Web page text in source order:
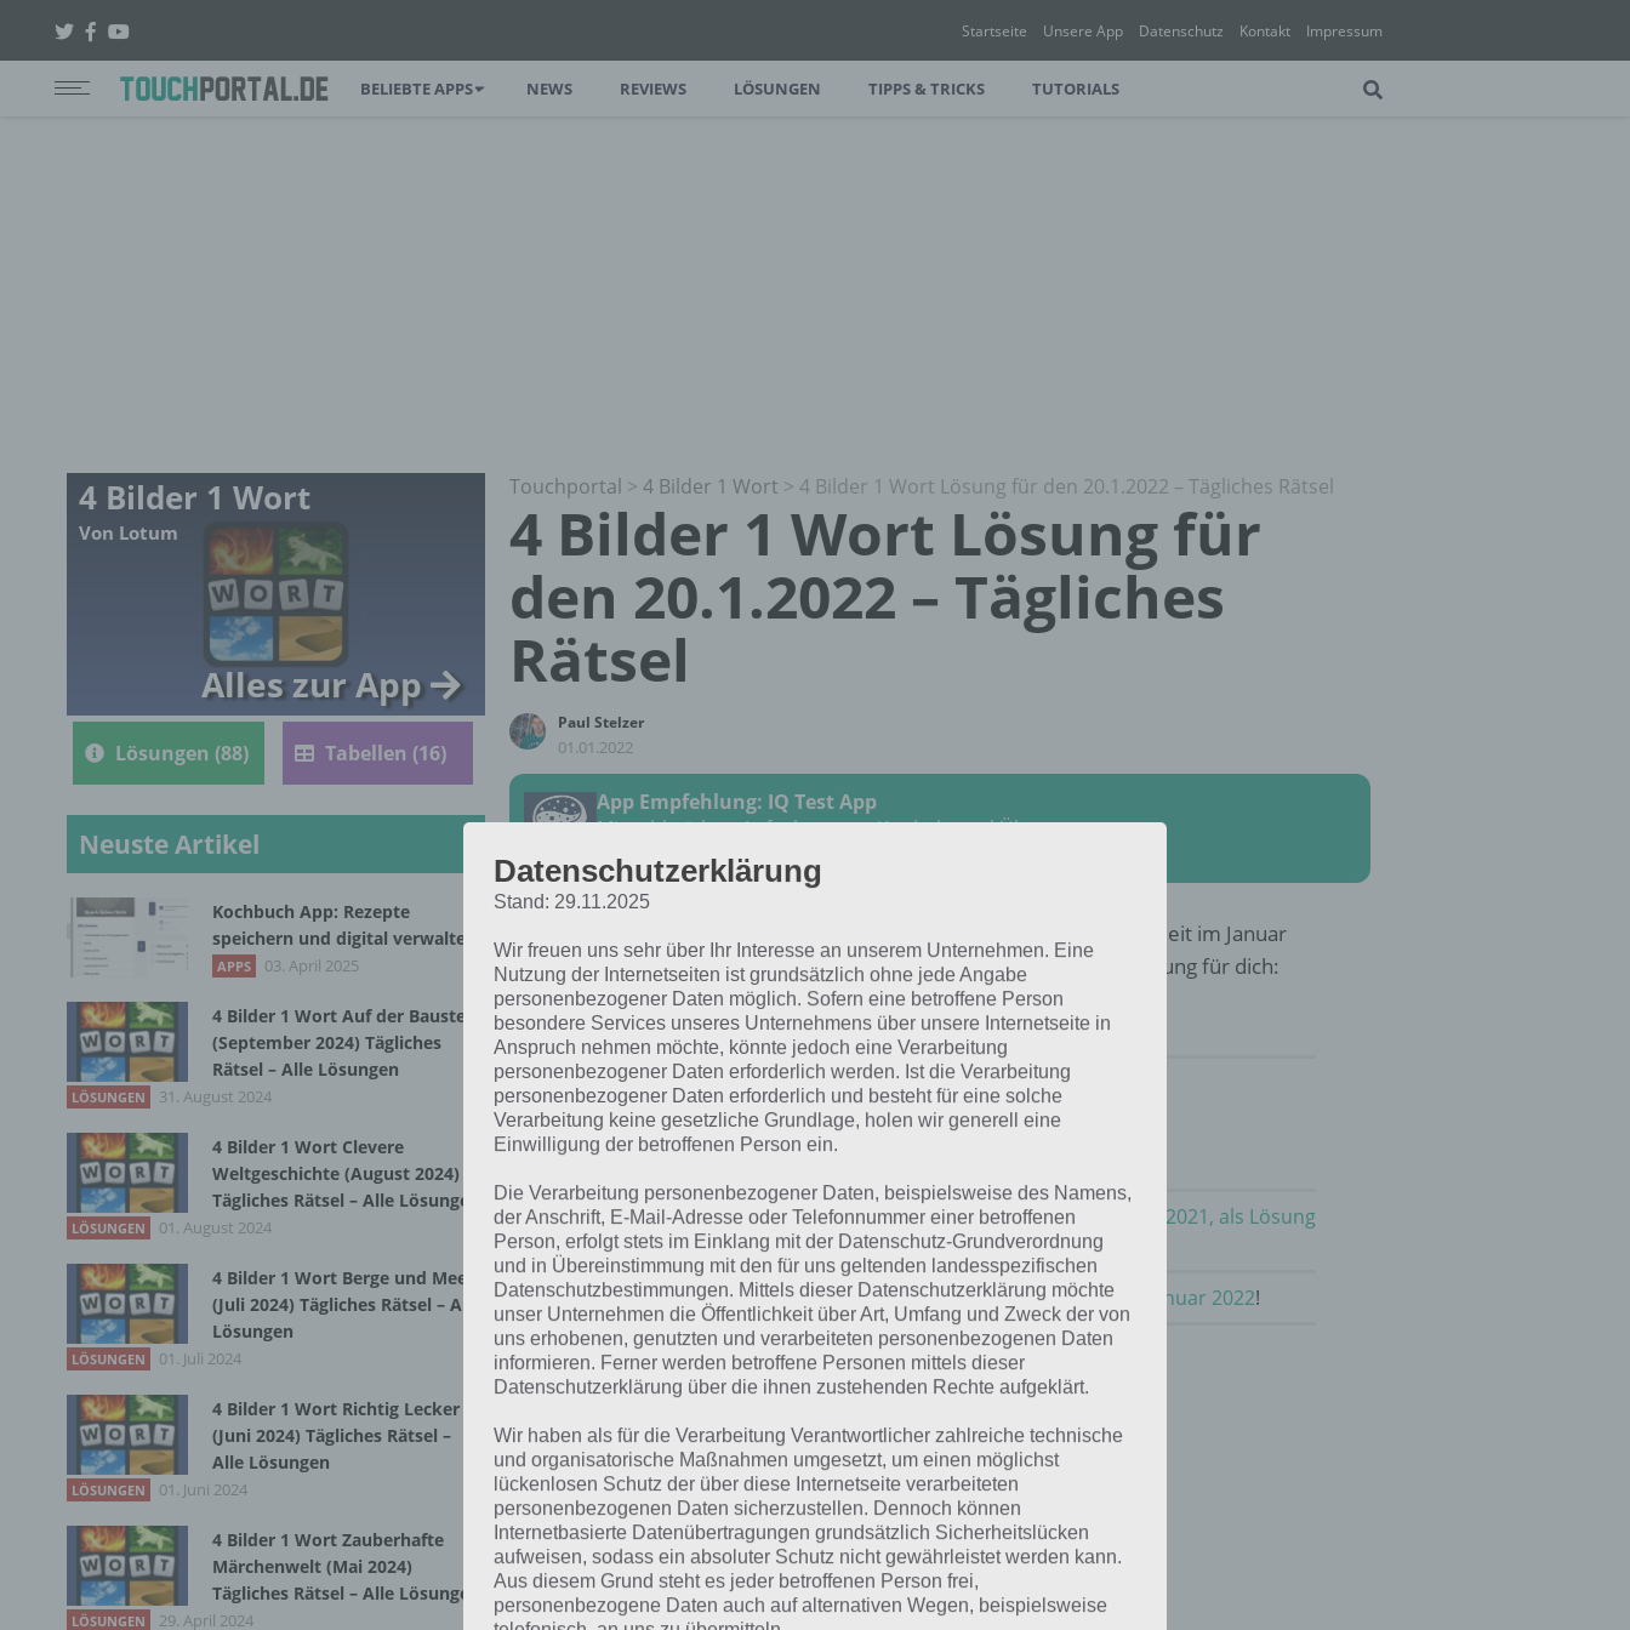
Startseite Unsere App Datenschutz Kontakt Impressum
BELIEBTE APPS NEWS REVIEWS LÖSUNGEN TIPPS & TRICKS TUTORIALS
Touchportal > 4 Bilder 1 Wort > 4 Bilder 1 Wort Lösung für den 20.1.2022 – Tägliches Rätsel
4 Bilder 1 Wort Lösung für
den 20.1.2022 – Tägliches
Rätsel
Paul Stelzer
01.01.2022
App Empfehlung: IQ Test App
Mit zahlreichen Aufgaben zum Knobeln und Üben
JETZT KOSTENLOS HERUNTERLADEN
Die Lösung für das tägliche Rätsel vom 20.1.2022 zu Reise durch die Zeit im Januar
2022 in 4 Bilder 1 Wort. Wenn du dort aktuell feststeckst, hier die Lösung für dich:
BURG
Du suchst eine andere Lösung?
Rätsel aus dem Jahr 2021: Schau mal, was vor einem Jahr, im Januar 2021, als Lösung
gesucht war
Zur Übersicht:4 Bilder 1 Wort Lösungen zu Reise durch die Zeit im Januar 2022!
4 Bilder 1 Wort
Von Lotum
Alles zur App
Lösungen (88) Tabellen (16)
Neuste Artikel
Kochbuch App: Rezepte
speichern und digital verwalten
APPS 03. April 2025
4 Bilder 1 Wort Auf der Baustelle
(September 2024) Tägliches
Rätsel – Alle Lösungen
LÖSUNGEN 31. August 2024
4 Bilder 1 Wort Clevere
Weltgeschichte (August 2024)
Tägliches Rätsel – Alle Lösungen
LÖSUNGEN 01. August 2024
4 Bilder 1 Wort Berge und Meer
(Juli 2024) Tägliches Rätsel – Alle
Lösungen
LÖSUNGEN 01. Juli 2024
4 Bilder 1 Wort Richtig Lecker
(Juni 2024) Tägliches Rätsel –
Alle Lösungen
LÖSUNGEN 01. Juni 2024
4 Bilder 1 Wort Zauberhafte
Märchenwelt (Mai 2024)
Tägliches Rätsel – Alle Lösungen
LÖSUNGEN 29. April 2024
Datenschutzerklärung
Stand: 29.11.2025
Wir freuen uns sehr über Ihr Interesse an unserem Unternehmen. Eine
Nutzung der Internetseiten ist grundsätzlich ohne jede Angabe
personenbezogener Daten möglich. Sofern eine betroffene Person
besondere Services unseres Unternehmens über unsere Internetseite in
Anspruch nehmen möchte, könnte jedoch eine Verarbeitung
personenbezogener Daten erforderlich werden. Ist die Verarbeitung
personenbezogener Daten erforderlich und besteht für eine solche
Verarbeitung keine gesetzliche Grundlage, holen wir generell eine
Einwilligung der betroffenen Person ein.
Die Verarbeitung personenbezogener Daten, beispielsweise des Namens,
der Anschrift, E-Mail-Adresse oder Telefonnummer einer betroffenen
Person, erfolgt stets im Einklang mit der Datenschutz-Grundverordnung
und in Übereinstimmung mit den für uns geltenden landesspezifischen
Datenschutzbestimmungen. Mittels dieser Datenschutzerklärung möchte
unser Unternehmen die Öffentlichkeit über Art, Umfang und Zweck der von
uns erhobenen, genutzten und verarbeiteten personenbezogenen Daten
informieren. Ferner werden betroffene Personen mittels dieser
Datenschutzerklärung über die ihnen zustehenden Rechte aufgeklärt.
Wir haben als für die Verarbeitung Verantwortlicher zahlreiche technische
und organisatorische Maßnahmen umgesetzt, um einen möglichst
lückenlosen Schutz der über diese Internetseite verarbeiteten
personenbezogenen Daten sicherzustellen. Dennoch können
Internetbasierte Datenübertragungen grundsätzlich Sicherheitslücken
aufweisen, sodass ein absoluter Schutz nicht gewährleistet werden kann.
Aus diesem Grund steht es jeder betroffenen Person frei,
personenbezogene Daten auch auf alternativen Wegen, beispielsweise